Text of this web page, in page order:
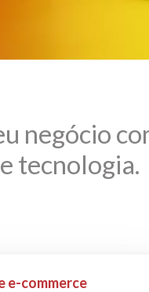
negócio
tecnologia.
e-commerce